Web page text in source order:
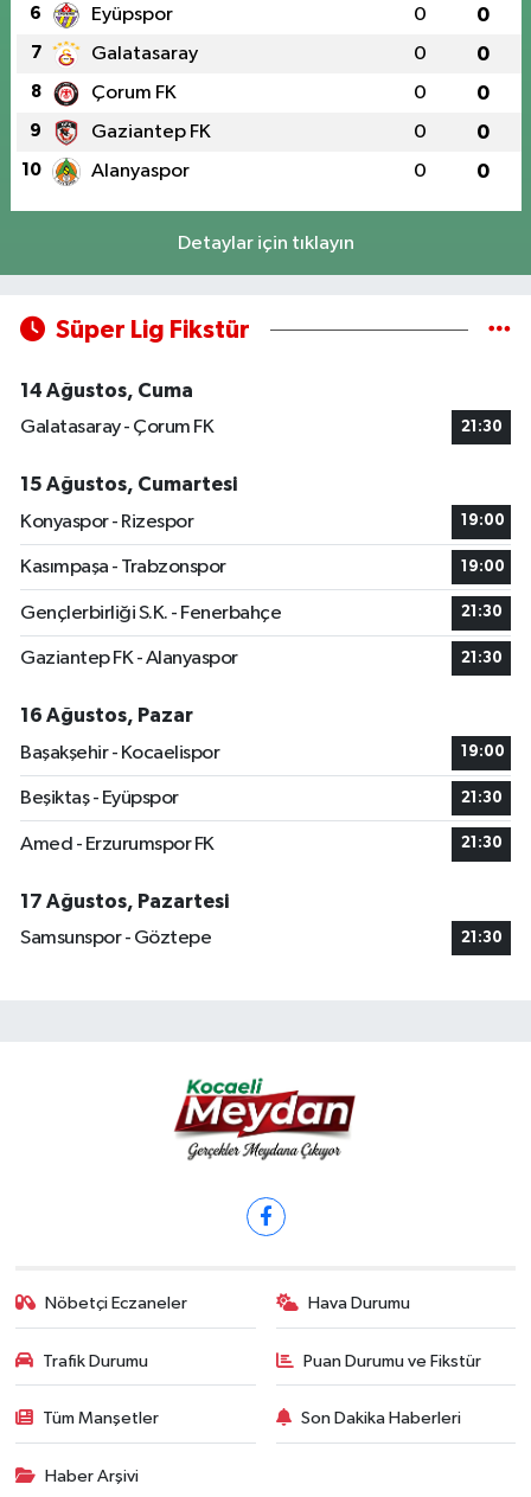
6 Eyüpspor 0 0
7 Galatasaray 0 0
8 Çorum FK 0 0
9 Gaziantep FK 0 0
10 Alanyaspor 0 0
Detaylar için tıklayın
Süper Lig Fikstür
14 Ağustos, Cuma
Galatasaray - Çorum FK
21:30
15 Ağustos, Cumartesi
Konyaspor - Rizespor
19:00
Kasımpaşa - Trabzonspor 19:00
Gençlerbirliği S.K. - Fenerbahçe 21:30
Gaziantep FK - Alanyaspor 21:30
16 Ağustos, Pazar
Başakşehir - Kocaelispor
19:00
Beşiktaş - Eyüpspor 21:30
Amed - Erzurumspor FK 21:30
17 Ağustos, Pazartesi
Samsunspor - Göztepe
21:30
Nöbetçi Eczaneler Hava Durumu
Trafik Durumu Puan Durumu ve Fikstür
Tüm Manşetler Son Dakika Haberleri
Haber Arşivi